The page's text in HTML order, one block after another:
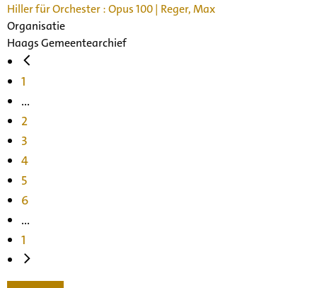
Hiller für Orchester : Opus 100 | Reger, Max
Organisatie
Haags Gemeentearchief
1
...
2
3
4
5
6
...
1